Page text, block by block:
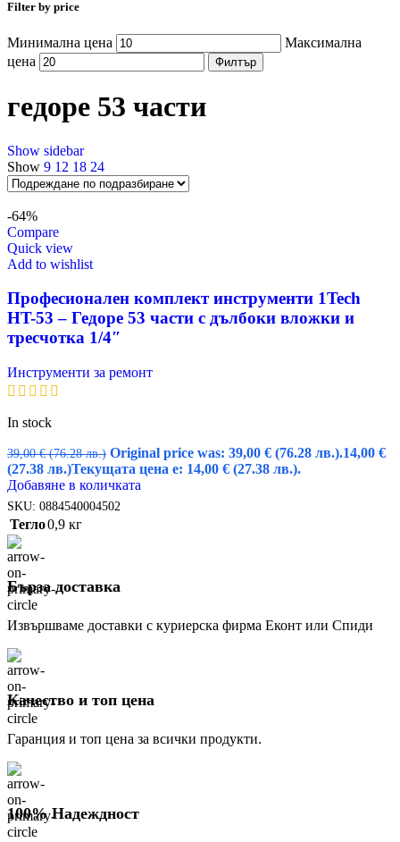
Filter by price
Минимална цена
Максимална
цена
Филтър
гедоре 53 части
Show sidebar
Show 9 12 18 24
-64%
Compare
Quick view
Add to wishlist
Професионален комплект инструменти 1Tech
HT-53 – Гедоре 53 части с дълбоки вложки и
тресчотка 1/4″
Инструменти за ремонт
In stock
39,00€ (76.28 лв.) Original price was: 39,00 € (76.28 лв.).14,00 €
(27.38 лв.)Текущата цена е: 14,00 € (27.38 лв.).
Добавяне в количката
SKU: 0884540004502
Тегло0,9 кг
Бърза доставка
Извършваме доставки с куриерска фирма Еконт или Спиди
Качество и топ цена
Гаранция и топ цена за всички продукти.
100% Надеждност